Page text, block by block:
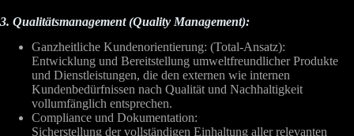
3. Qualitätsmanagement (Quality Management):
Ganzheitliche Kundenorientierung: (Total-Ansatz):
Entwicklung und Bereitstellung umweltfreundlicher Produkte
und Dienstleistungen, die den externen wie internen
Kundenbedürfnissen nach Qualität und Nachhaltigkeit
vollumfänglich entsprechen.
Compliance und Dokumentation:
Sicherstellung der vollständigen Einhaltung aller relevanten